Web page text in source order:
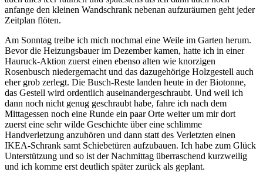
anfange den kleinen Wandschrank nebenan aufzuräumen geht jeder
Zeitplan flöten.
Am Sonntag treibe ich mich nochmal eine Weile im Garten herum.
Bevor die Heizungsbauer im Dezember kamen, hatte ich in einer
Hauruck-Aktion zuerst einen ebenso alten wie knorzigen
Rosenbusch niedergemacht und das dazugehörige Holzgestell auch
eher grob zerlegt. Die Busch-Reste landen heute in der Biotonne,
das Gestell wird ordentlich auseinandergeschraubt. Und weil ich
dann noch nicht genug geschraubt habe, fahre ich nach dem
Mittagessen noch eine Runde ein paar Orte weiter um mir dort
zuerst eine sehr wilde Geschichte über eine schlimme
Handverletzung anzuhören und dann statt des Verletzten einen
IKEA-Schrank samt Schiebetüren aufzubauen. Ich habe zum Glück
Unterstützung und so ist der Nachmittag überraschend kurzweilig
und ich komme erst deutlich später zurück als geplant.